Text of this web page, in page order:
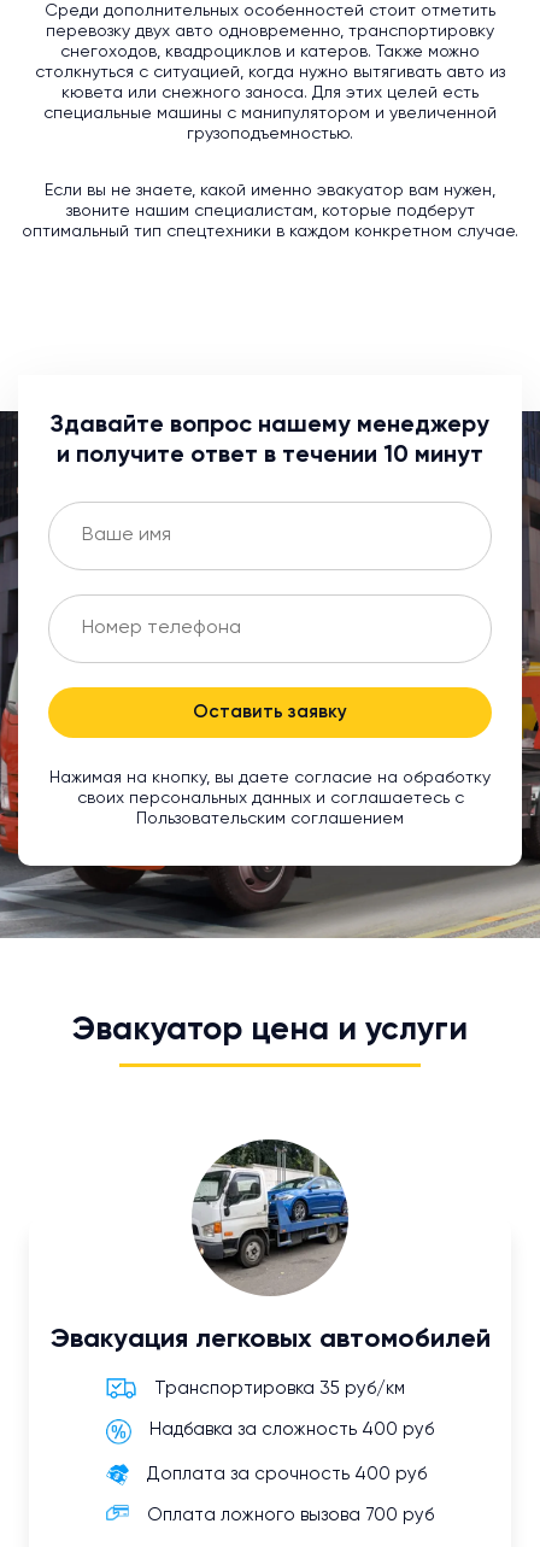
Среди дополнительных особенностей стоит отметить
перевозку двух авто одновременно, транспортировку
снегоходов, квадроциклов и катеров. Также можно
столкнуться с ситуацией, когда нужно вытягивать авто из
кювета или снежного заноса. Для этих целей есть
специальные машины с манипулятором и увеличенной
грузоподъемностью.
Если вы не знаете, какой именно эвакуатор вам нужен,
звоните нашим специалистам, которые подберут
оптимальный тип спецтехники в каждом конкретном случае.
Здавайте вопрос нашему менеджеру
и получите ответ в течении 10 минут
Оставить заявку
Нажимая на кнопку, вы даете согласие на обработку
своих персональных данных и соглашаетесь с
Пользовательским соглашением
Эвакуатор цена и услуги
Эвакуация легковых автомобилей
Транспортировка 35 руб/км
Надбавка за сложность 400 руб
Доплата за срочность 400 руб
Оплата ложного вызова 700 руб